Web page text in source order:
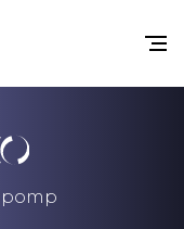
Home
Przemienniki